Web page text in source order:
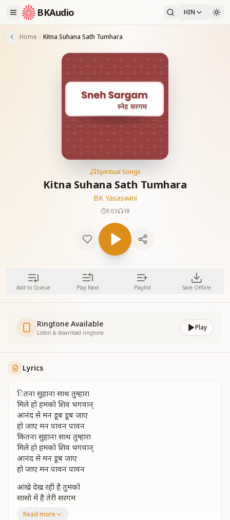
BKAudio HIN
Home Kitna Suhana Sath Tumhara
Spiritual Songs
Kitna Suhana Sath Tumhara
BK Yasaswini
5:03 18
Add to Queue Play Next Playlist Save Offline
Ringtone Available
Listen & download ringtone
Play
Lyrics
ितना सुहाना साथ तुम्हारा
मिले हो हमको शिव भगवान्
आनंद से मन डूब डूब जाए
हो जाए मन पावन पावन
कितना सुहाना साथ तुम्हारा
मिले हो हमको शिव भगवान्
आनंद से मन डूब जाए
हो जाए मन पावन पावन
आंखे देख रही है तुमको
सासो में है तेरी सरगम
Read more